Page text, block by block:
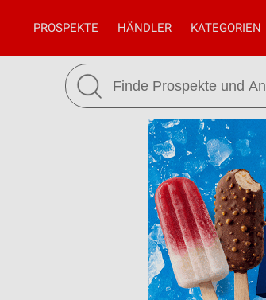
PROSPEKTE HÄNDLER KATEGORIEN